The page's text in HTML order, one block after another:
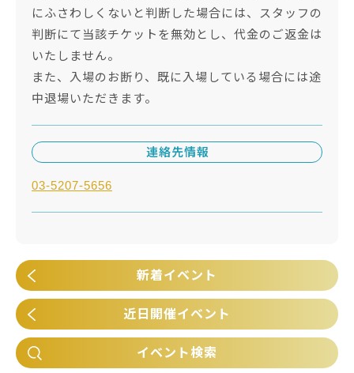
にふさわしくないと判断した場合には、スタッフの
判断にて当該チケットを無効とし、代金のご返金は
いたしません。
また、入場のお断り、既に入場している場合には途
中退場いただきます。
連絡先情報
03-5207-5656
新着イベント
近日開催イベント
イベント検索